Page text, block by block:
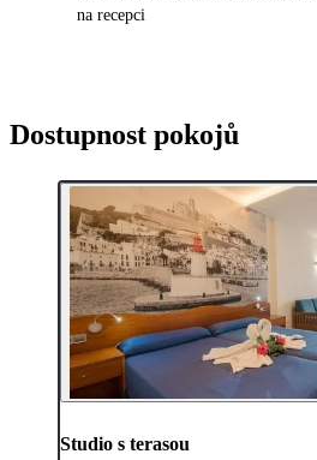
na recepci
Dostupnost pokojů
Studio s terasou